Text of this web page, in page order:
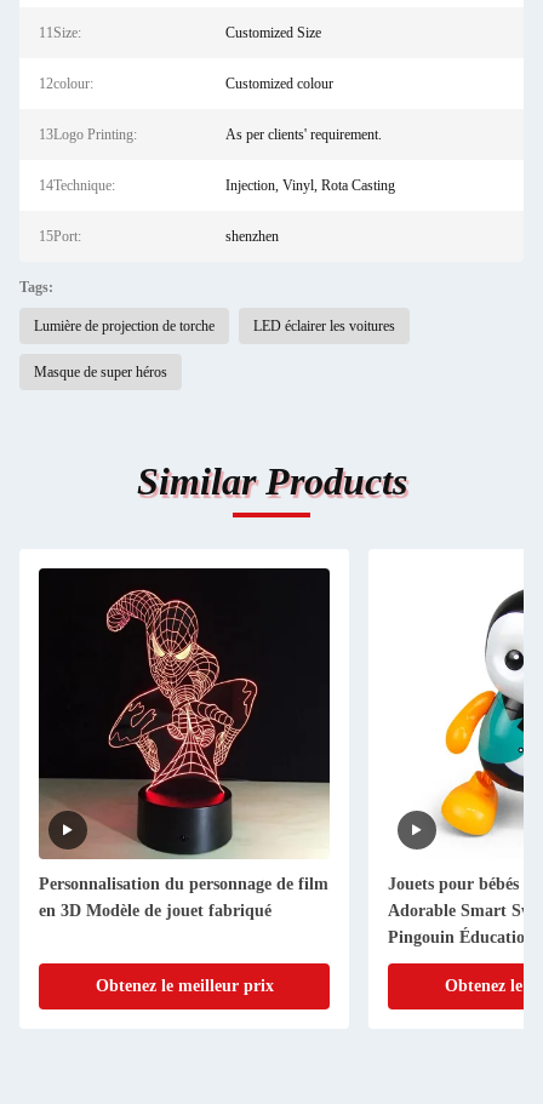
11Size: Customized Size
12colour: Customized colour
13Logo Printing: As per clients' requirement.
14Technique: Injection, Vinyl, Rota Casting
15Port: shenzhen
Tags:
Lumière de projection de torche LED éclairer les voitures
Masque de super héros
Similar Products
de film
Jouets pour bébés personnalisés
Adorable Smart Swing Danseur
Pingouin Éducation Jouet lumineux
LED
Obtenez le meilleur prix